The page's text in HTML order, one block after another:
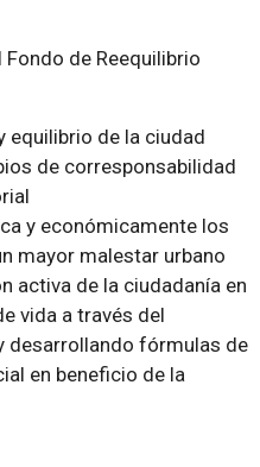
de Reequilibrio
equilibrio de la ciudad
de corresponsabilidad
y económicamente los
mayor malestar urbano
activa de la ciudadanía en
vida a través del
desarrollando fórmulas de
en beneficio de la